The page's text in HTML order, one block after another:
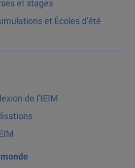
et stages
et Écoles d’été
de l’IEIM